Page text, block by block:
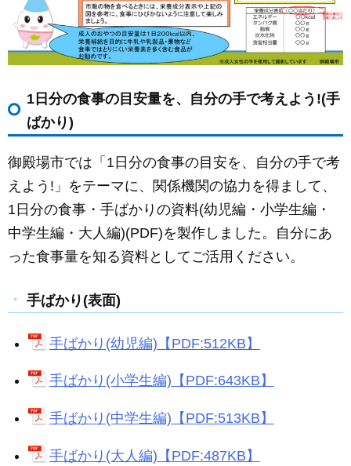
1日分の食事の目安量を、自分の手で考えよう!(手
ばかり)
御殿場市では「1日分の食事の目安を、自分の手で考
えよう!」をテーマに、関係機関の協力を得まして、
1日分の食事・手ばかりの資料(幼児編・小学生編・
中学生編・大人編)(PDF)を製作しました。自分にあ
った食事量を知る資料としてご活用ください。
手ばかり(表面)
手ばかり(幼児編)【PDF:512KB】
手ばかり(小学生編)【PDF:643KB】
手ばかり(中学生編)【PDF:513KB】
手ばかり(大人編)【PDF:487KB】